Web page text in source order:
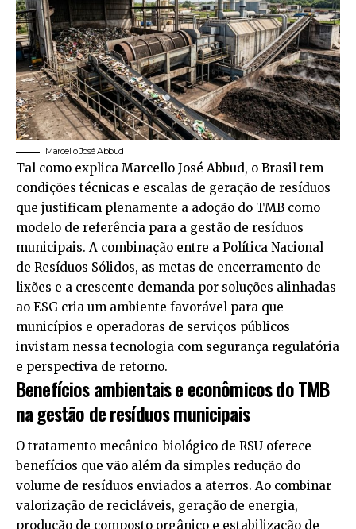
Marcello José Abbud
Tal como explica Marcello José Abbud, o Brasil tem
condições técnicas e escalas de geração de resíduos
que justificam plenamente a adoção do TMB como
modelo de referência para a gestão de resíduos
municipais. A combinação entre a Política Nacional
de Resíduos Sólidos, as metas de encerramento de
lixões e a crescente demanda por soluções alinhadas
ao ESG cria um ambiente favorável para que
municípios e operadoras de serviços públicos
invistam nessa tecnologia com segurança regulatória
e perspectiva de retorno.
Benefícios ambientais e econômicos do TMB
na gestão de resíduos municipais
O tratamento mecânico-biológico de RSU oferece
benefícios que vão além da simples redução do
volume de resíduos enviados a aterros. Ao combinar
valorização de recicláveis, geração de energia,
produção de composto orgânico e estabilização de